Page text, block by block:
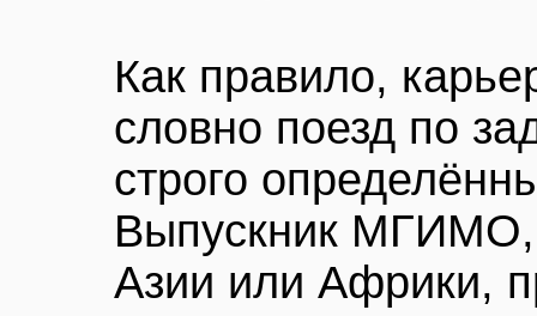
Как правило,
словно поезд по
строго
Выпускник МГИМО,
Азии или Африки,